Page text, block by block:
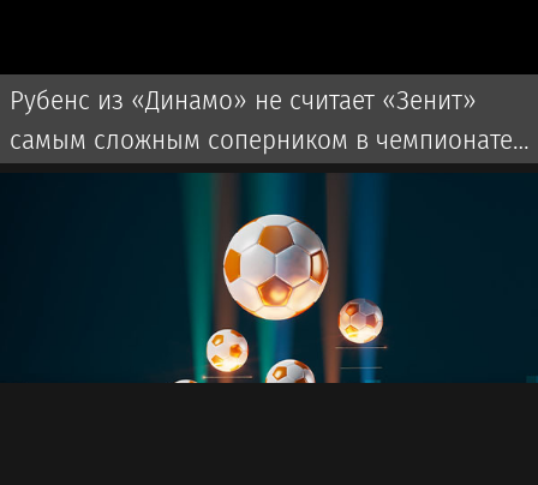
Рубенс из «Динамо» не считает «Зенит»
самым сложным соперником в чемпионате